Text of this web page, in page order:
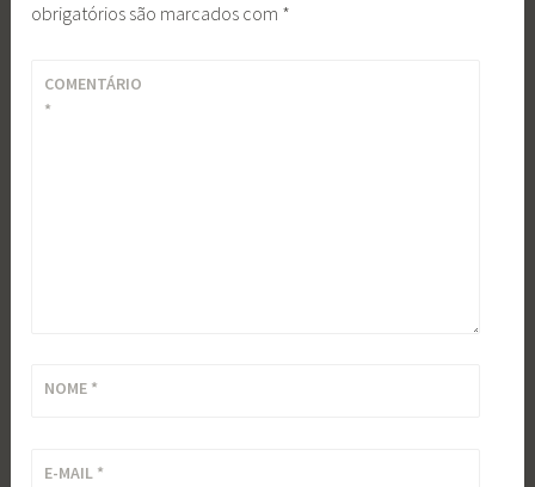
obrigatórios são marcados com *
COMENTÁRIO
*
NOME *
E-MAIL *